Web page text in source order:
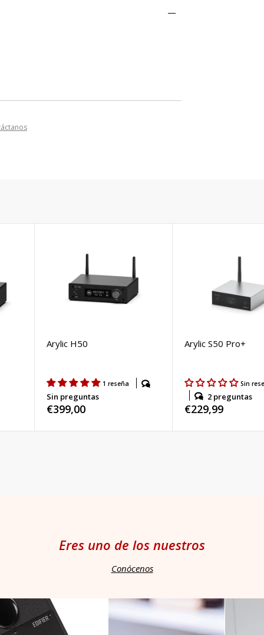
Arylic H50
1 reseña
Sin preguntas
Precio
€399,00
Arylic S50 Pro+
Sin
2 preguntas
Precio
€229,99
Eres uno de los nuestros
Conócenos